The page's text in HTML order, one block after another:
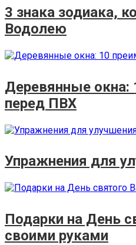
3 знака зодиака,
Водолею
Деревянные окна:
перед ПВХ
Упражнения для
Подарки на День
своими руками